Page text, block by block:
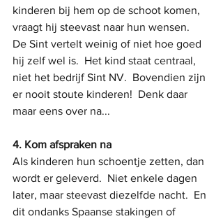
kinderen bij hem op de schoot komen,
vraagt hij steevast naar hun wensen.
De Sint vertelt weinig of niet hoe goed
hij zelf wel is.  Het kind staat centraal,
niet het bedrijf Sint NV.  Bovendien zijn
er nooit stoute kinderen!  Denk daar
maar eens over na...
4. Kom afspraken na
Als kinderen hun schoentje zetten, dan
wordt er geleverd.  Niet enkele dagen
later, maar steevast diezelfde nacht.  En
dit ondanks Spaanse stakingen of